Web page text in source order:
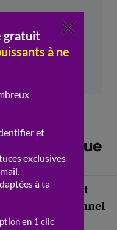
classique
Burnout
émotionnel
(santé)